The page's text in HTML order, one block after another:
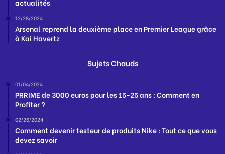
actualités
12/28/2024
Arsenal reprend la deuxième place en Premier League grâce
à Kai Havertz
Sujets Chauds
01/04/2024
PRRIME de 3000 euros pour les 15-25 ans : Comment en
Profiter ?
02/26/2024
Comment devenir testeur de produits Nike : Tout ce que vous
devez savoir